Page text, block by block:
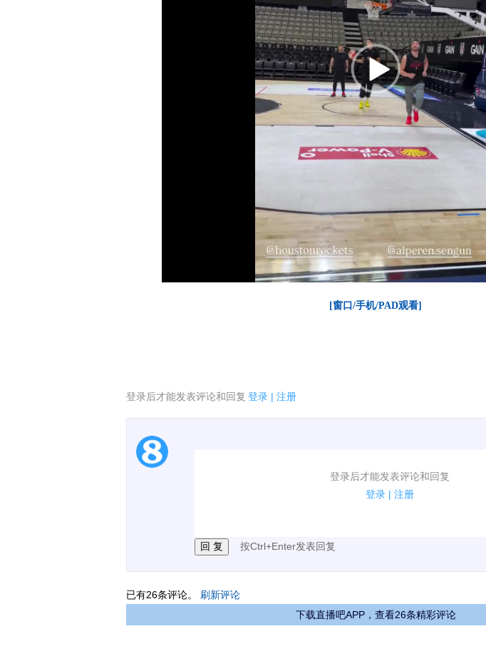
[窗口/手机/PAD观看]
登录后才能发表评论和回复 登录 | 注册
登录后才能发表评论和回复
登录 | 注册
1.电脑端新用户可以发表评论了！
按Ctrl+Enter发表回复
已有26条评论。 刷新评论
下载直播吧APP，查看26条精彩评论